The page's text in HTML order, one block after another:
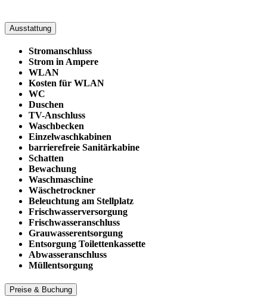
Ausstattung
Stromanschluss
Strom in Ampere
WLAN
Kosten für WLAN
WC
Duschen
TV-Anschluss
Waschbecken
Einzelwaschkabinen
barrierefreie Sanitärkabine
Schatten
Bewachung
Waschmaschine
Wäschetrockner
Beleuchtung am Stellplatz
Frischwasserversorgung
Frischwasseranschluss
Grauwasserentsorgung
Entsorgung Toilettenkassette
Abwasseranschluss
Müllentsorgung
Preise & Buchung